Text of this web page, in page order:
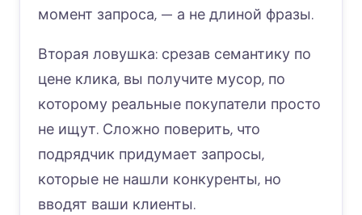
момент запроса, — а не длиной фразы.
Вторая ловушка: срезав семантику по
цене клика, вы получите мусор, по
которому реальные покупатели просто
не ищут. Сложно поверить, что
подрядчик придумает запросы,
которые не нашли конкуренты, но
вводят ваши клиенты.